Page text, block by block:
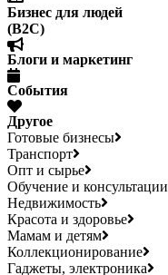
Бизнес для людей
(B2C)
Блоги и маркетинг
События
Другое
Готовые бизнесы
Транспорт
Опт и сырье
Обучение и консультации
Недвижимость
Красота и здоровье
Мамам и детям
Коллекционирование
Гаджеты, электроника